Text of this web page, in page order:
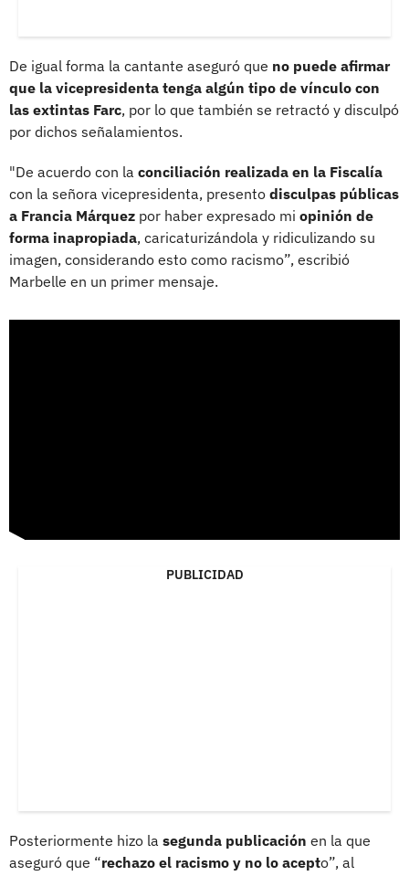
De igual forma la cantante aseguró que no puede afirmar
que la vicepresidenta tenga algún tipo de vínculo con
las extintas Farc, por lo que también se retractó y disculpó
por dichos señalamientos.
"De acuerdo con la conciliación realizada en la Fiscalía
con la señora vicepresidenta, presento disculpas públicas
a Francia Márquez por haber expresado mi opinión de
forma inapropiada, caricaturizándola y ridiculizando su
imagen, considerando esto como racismo”, escribió
Marbelle en un primer mensaje.
PUBLICIDAD
Posteriormente hizo la segunda publicación en la que
aseguró que “rechazo el racismo y no lo acepto”, al